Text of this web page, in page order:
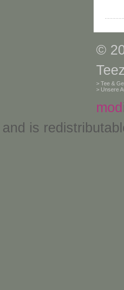
©
> Tee &
> Unsere
mod
and is